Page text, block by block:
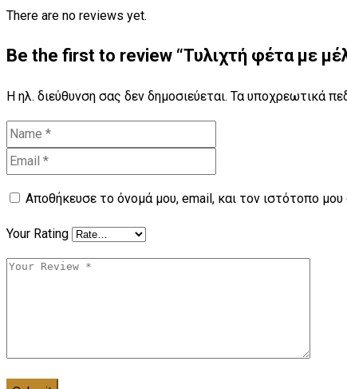
There are no reviews yet.
Be the first to review “Τυλιχτή φέτα με
Η ηλ. διεύθυνση σας δεν δημοσιεύεται. Τα υποχρεωτικά
Αποθήκευσε το όνομά μου, email, και τον ιστότοπο
Your Rating